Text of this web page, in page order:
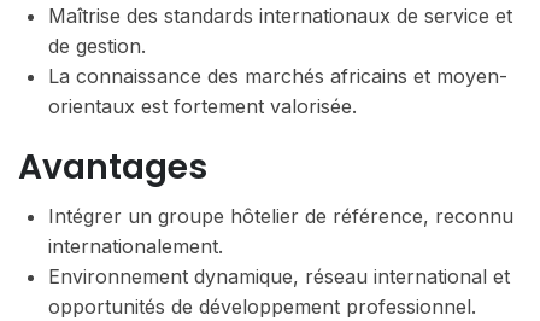
Maîtrise des standards internationaux de service et
de gestion.
La connaissance des marchés africains et moyen-
orientaux est fortement valorisée.
Avantages
Intégrer un groupe hôtelier de référence, reconnu
internationalement.
Environnement dynamique, réseau international et
opportunités de développement professionnel.